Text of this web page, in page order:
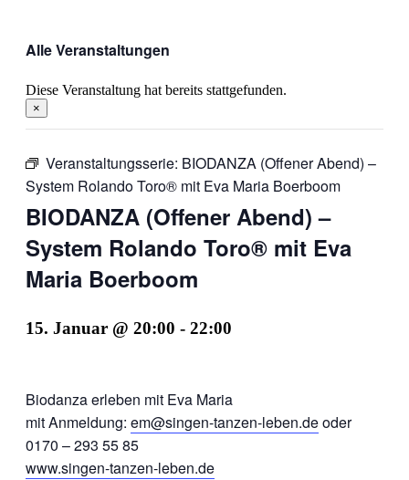
Alle Veranstaltungen
Diese Veranstaltung hat bereits stattgefunden.
×
Veranstaltungsserie: BIODANZA (Offener Abend) –
System Rolando Toro® mit Eva Maria Boerboom
BIODANZA (Offener Abend) –
System Rolando Toro® mit Eva
Maria Boerboom
15. Januar @ 20:00 - 22:00
Biodanza erleben mit Eva Maria
mit Anmeldung: em@singen-tanzen-leben.deoder
0170 – 293 55 85
www.singen-tanzen-leben.de